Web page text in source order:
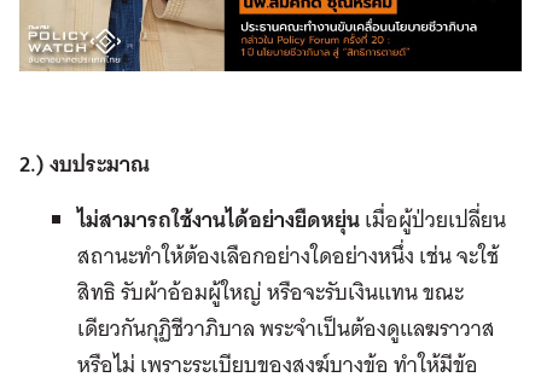
2.) งบประมาณ
ไม่สามารถใช้งานได้อย่างยืดหยุ่นเมื่อผู้ป่วยเปลี่ยน
สถานะทำให้ต้องเลือกอย่างใดอย่างหนึ่ง เช่น จะใช้
สิทธิ รับผ้าอ้อมผู้ใหญ่ หรือจะรับเงินแทน ขณะ
เดียวกันกุฏิชีวาภิบาล พระจำเป็นต้องดูแลฆราวาส
หรือไม่ เพราะระเบียบของสงฆ์บางข้อ ทำให้มีข้อ